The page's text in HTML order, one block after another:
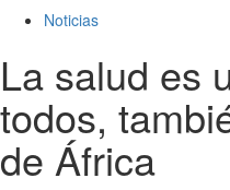
Noticias
La salud es
todos,
de África